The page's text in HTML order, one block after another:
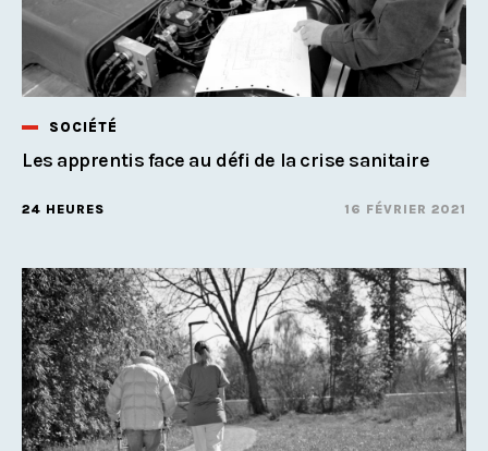
SOCIÉTÉ
Les apprentis face au défi de la crise sanitaire
24 HEURES 16 FÉVRIER 2021